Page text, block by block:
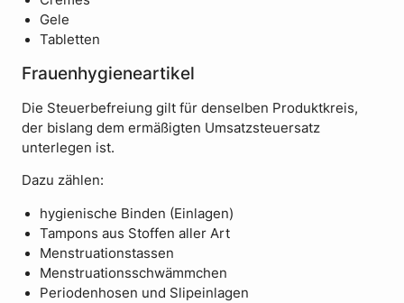
Gele
Tabletten
Frauenhygieneartikel
Die Steuerbefreiung gilt für denselben Produktkreis,
der bislang dem ermäßigten Umsatzsteuersatz
unterlegen ist.
Dazu zählen:
hygienische Binden (Einlagen)
Tampons aus Stoffen aller Art
Menstruationstassen
Menstruationsschwämmchen
Periodenhosen und Slipeinlagen